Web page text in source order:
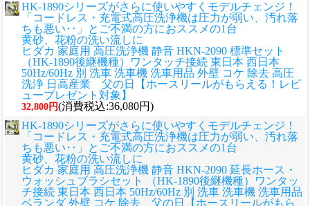
HK-1890シリーズがさらに使いやすくモデルチェンジ！
「コードレス・充電式高圧洗浄機は圧力が弱い、汚れ落
ちも悪い‥」とご不満の方におススメの1台
黄砂、花粉の洗い流しに
ヒダカ 家庭用 高圧洗浄機 静音 HKN-2090 標準セット
（HK-1890後継機種）ワンタッチ接続 東日本 西日本
50Hz/60Hz 別 洗車 洗車機 洗車用品 外壁 コケ 除去 高圧
洗浄 日高産業 父の日【ホースリールがもらえる！レビ
ュープレゼント対象】
32,800円(消費税込:36,080円)
HK-1890シリーズがさらに使いやすくモデルチェンジ！
「コードレス・充電式高圧洗浄機は圧力が弱い、汚れ落
ちも悪い‥」とご不満の方におススメの1台
黄砂、花粉の洗い流しに
ヒダカ 家庭用 高圧洗浄機 静音 HKN-2090 延長ホース・
ウォッシュブラシセット （HK-1890後継機種）ワンタッ
チ接続 東日本 西日本 50Hz/60Hz 別 洗車 洗車機 洗車用品
ベランダ 外壁 コケ 除去 父の日【ホースリールがもら